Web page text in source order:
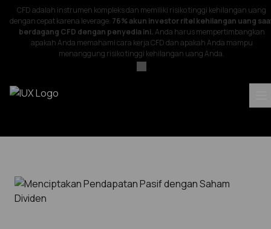
CFD adalah instrumen kompleks dan memiliki risiko tinggi kehilangan uang
dengan cepat karena leverage. 76% akun investor ritel kehilangan uang
berdagang CFD dengan penyedia ini.Anda harus mempertimbangkan
apakah Anda memahami cara kerja CFD dan apakah Anda mampu
menanggung risiko tinggi kehilangan uang Anda.